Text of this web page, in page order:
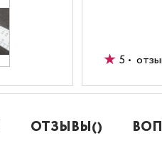
5 •
ОТЗЫВЫ()